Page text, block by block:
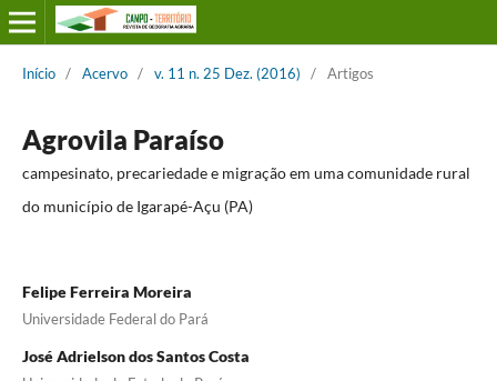
Início / Acervo / v. 11 n. 25 Dez. (2016) / Artigos
Agrovila Paraíso
campesinato, precariedade e migração em uma comunidade rural
do município de Igarapé-Açu (PA)
Felipe Ferreira Moreira
Universidade Federal do Pará
José Adrielson dos Santos Costa